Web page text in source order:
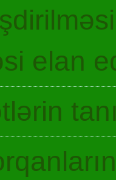
elan